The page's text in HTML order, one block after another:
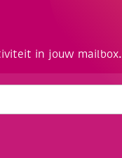
in jouw mailbox.